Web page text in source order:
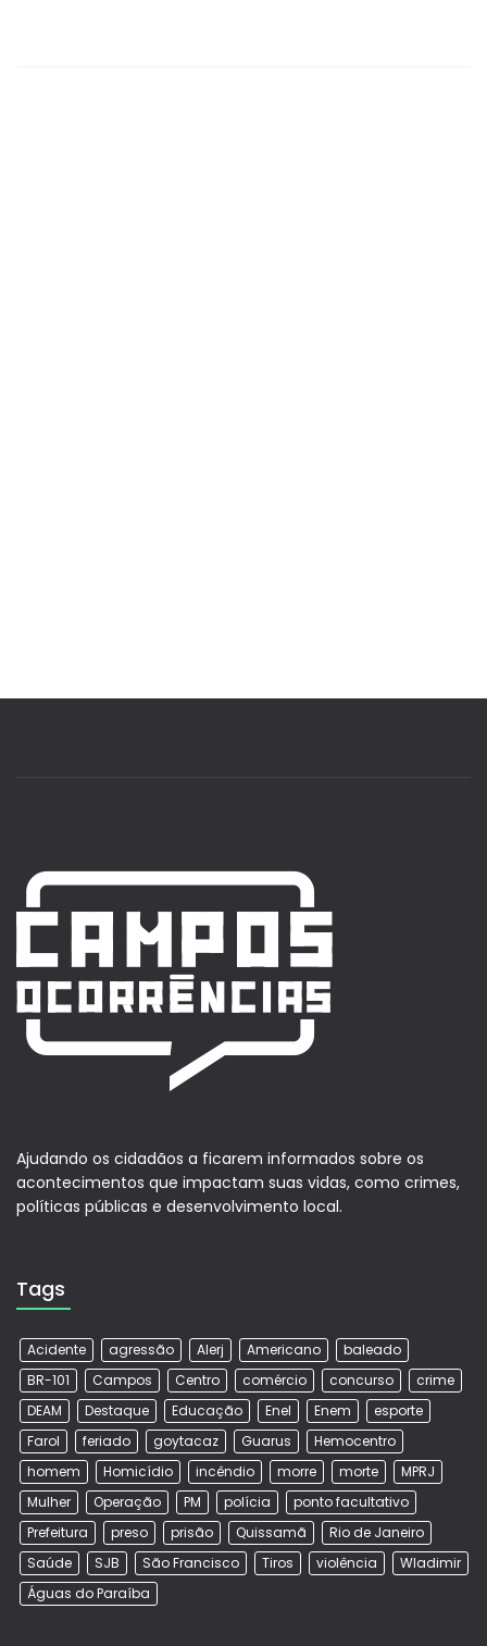
Ajudando os cidadãos a ficarem informados sobre os
acontecimentos que impactam suas vidas, como crimes,
políticas públicas e desenvolvimento local.
Tags
Acidente agressão Alerj Americano
baleado
BR-101
Campos Centro comércio concurso
crime
DEAM
Destaque Educação Enel Enem
esporte
Farol
feriado goytacaz Guarus
Hemocentro
homem
Homicídio incêndio morre morte
MPRJ
Mulher
Operação PM polícia
ponto facultativo
Prefeitura
preso prisão Quissamã
Rio de Janeiro
Saúde
SJB São Francisco Tiros violência
Wladimir
Águas do Paraíba